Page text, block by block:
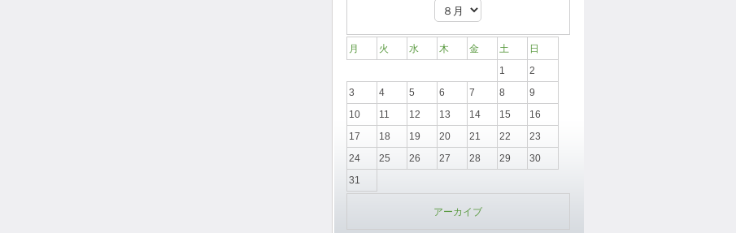
月 火 水 木 金 土
日
1
2
3
4 5 6 7 8
9
10
11 12 13 14 15
16
17
18 19 20 21 22
23
24
25 26 27 28 29
30
31
アーカイブ